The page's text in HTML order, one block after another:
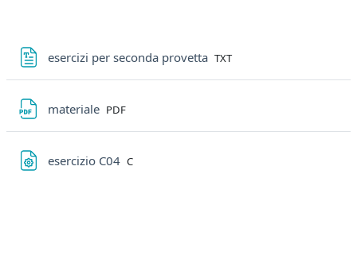
esercizi per seconda provetta File
TXT
materiale File
PDF
esercizio C04 File
C